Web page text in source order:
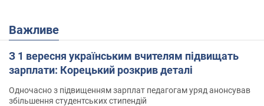
Важливе
З 1 вересня українським вчителям підвищать
зарплати: Корецький розкрив деталі
Одночасно з підвищенням зарплат педагогам уряд анонсував
збільшення студентських стипендій